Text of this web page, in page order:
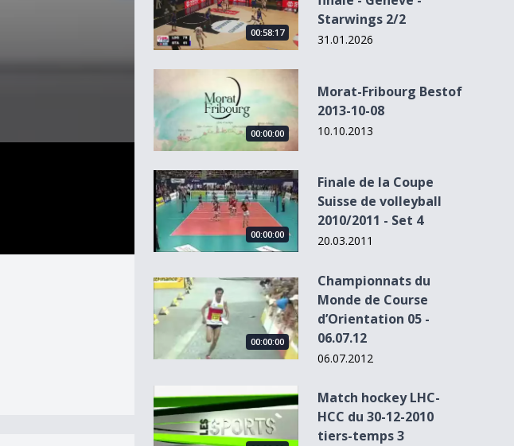
00:58:17
Starwings 2/2
31.01.2026
Morat-Fribourg Bestof 2013-10-08
00:00:00
Morat-Fribourg Bestof
2013-10-08
10.10.2013
Finale de la Coupe Suisse de volleyball 2010/2011 - Set 4
00:00:00
Finale de la Coupe
Suisse de volleyball
2010/2011 - Set 4
20.03.2011
Championnats du Monde de Course d’Orientation 05 -
00:00:00
Championnats du
Monde de Course
d’Orientation 05 -
06.07.12
06.07.2012
Match hockey LHC-HCC du 30-12-2010 tiers-temps 3
Match hockey LHC-
HCC du 30-12-2010
tiers-temps 3